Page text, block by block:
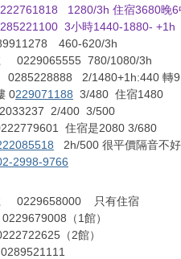
1280/3h 住宿3680晚6
3小時1440-1880- +1h
460-620/3h
0229065555 780/1080/3h
0285228888 2/1480+1h:440 轉9
0229071188 3/480 住宿1480
2/400 3/500
住宿是2080 3/680
2h/500 很平價隔音不好
2998-9766
0229658000
只有住宿
（ 1 館）
（ 2館）